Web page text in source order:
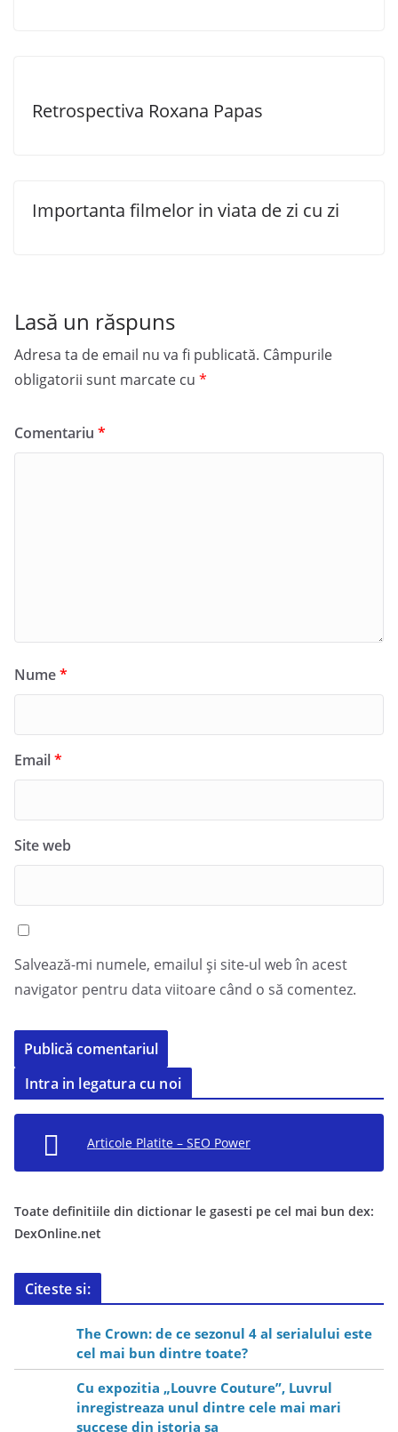
Retrospectiva Roxana Papas
Importanta filmelor in viata de zi cu zi
Lasă un răspuns
Adresa ta de email nu va fi publicată. Câmpurile
obligatorii sunt marcate cu *
Comentariu *
Nume*
Email*
Site web
Salvează-mi numele, emailul și site-ul web în acest
navigator pentru data viitoare când o să comentez.
Intra in legatura cu noi
Articole Platite – SEO Power
Toate definitiile din dictionar le gasesti pe cel mai bun dex:
DexOnline.net
Citeste si:
The Crown: de ce sezonul 4 al serialului este
cel mai bun dintre toate?
Cu expozitia „Louvre Couture”, Luvrul
inregistreaza unul dintre cele mai mari
succese din istoria sa